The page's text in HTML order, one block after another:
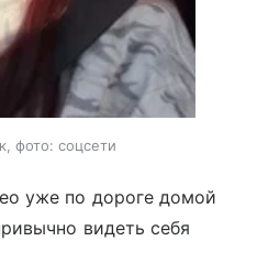
фото: соцсети
уже по дороге домой
видеть себя